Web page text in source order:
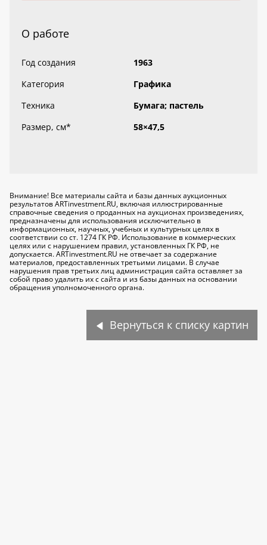
О работе
Год создания
1963
Категория
Графика
Техника
Бумага; пастель
Размер, см* 58×47,5
Внимание! Все материалы сайта и базы данных аукционных
результатов ARTinvestment.RU, включая иллюстрированные
справочные сведения о проданных на аукционах произведениях,
предназначены для использования исключительно в
информационных, научных, учебных и культурных целях в
соответствии со ст. 1274 ГК РФ. Использование в коммерческих
целях или с нарушением правил, установленных ГК РФ, не
допускается. ARTinvestment.RU не отвечает за содержание
материалов, предоставленных третьими лицами. В случае
нарушения прав третьих лиц администрация сайта оставляет за
собой право удалить их с сайта и из базы данных на основании
обращения уполномоченного органа.
Вернуться к списку картин